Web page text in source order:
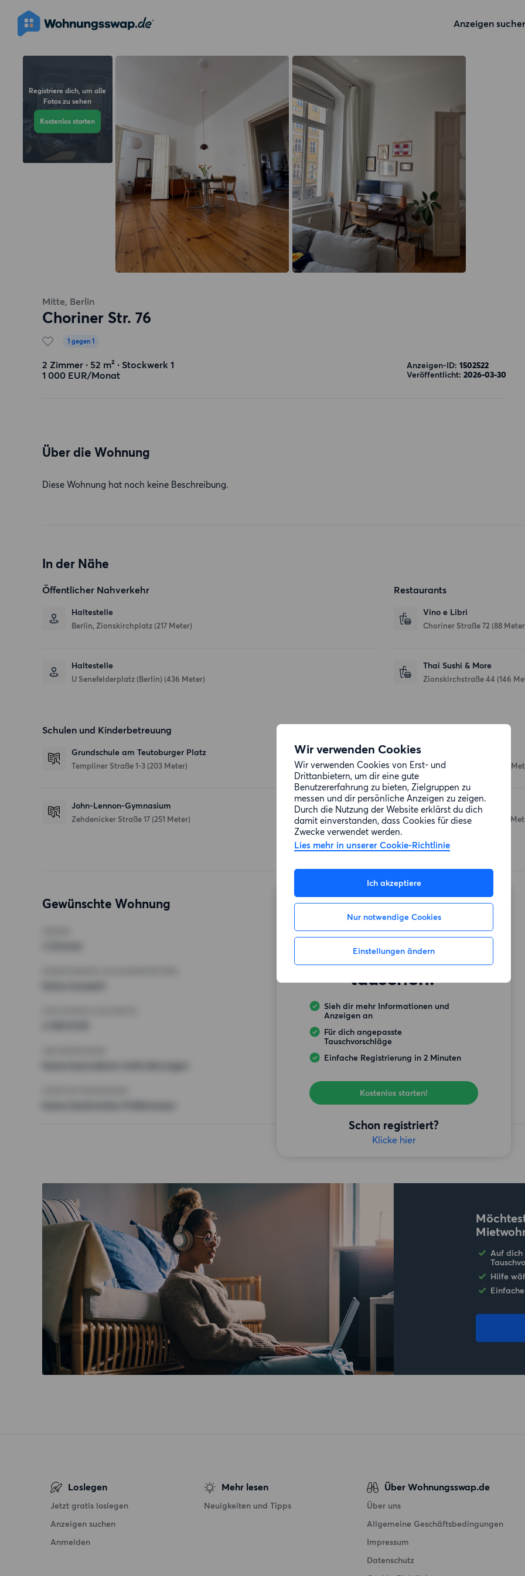
Wir verwenden Cookies
Wir verwenden Cookies von Erst- und
Drittanbietern, um dir eine gute
Benutzererfahrung zu bieten, Zielgruppen zu
messen und dir persönliche Anzeigen zu zeigen.
Durch die Nutzung der Website erklärst du dich
damit einverstanden, dass Cookies für diese
Zwecke verwendet werden.
Lies mehr in unserer Cookie-Richtlinie
Ich akzeptiere
Nur notwendige Cookies
Einstellungen ändern
Anzeigen
Registriere dich, um alle
Fotos zu sehen
Kostenlos starten
Mitte, Berlin
Choriner Str. 76
1 gegen 1
2 Zimmer ∙ 52 m² ∙ Stockwerk 1
1 000 EUR/Monat
Anzeigen-ID: 1502522
Veröffentlicht: 2026-03-30
Über die Wohnung
Diese Wohnung hat noch keine Beschreibung.
In der Nähe
Öffentlicher Nahverkehr
Haltestelle
Berlin, Zionskirchplatz (217 Meter)
Haltestelle
U Senefelderplatz (Berlin) (436 Meter)
Restaurants
Vino e Libri
Choriner Straße 72 (88
Thai Sushi & More
Zionskirchstraße 44 (146
Schulen und Kinderbetreuung
Grundschule am Teutoburger Platz
Templiner Straße 1-3 (203 Meter)
John-Lennon-Gymnasium
Zehdenicker Straße 17 (251 Meter)
Templiner Straße 12 (123
EDEKA
Templiner Straße 12 (127
Gewünschte Wohnung
Möchtest du auch
deine
Mietwohnung
tauschen?
Sieh dir mehr Informationen und
Anzeigen an
Für dich angepasste
Tauschvorschläge
Einfache Registrierung in 2 Minuten
Kostenlos starten!
Schon registriert?
Klicke hier
Auf dich
Hilfe
Loslegen
Jetzt gratis loslegen
Anzeigen suchen
Anmelden
Mehr lesen
Neuigkeiten und Tipps
Über Wohnungsswap.de
Über uns
Allgemeine Geschäftsbedingungen
Impressum
Datenschutz